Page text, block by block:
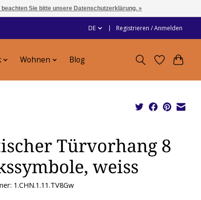
DE Registrieren / Anmelden
Wohnen Blog
Türvorhang 8
weiss
1.CHN.1.11.TV8Gw
Sie bitte unsere Datenschutzerklärung. »